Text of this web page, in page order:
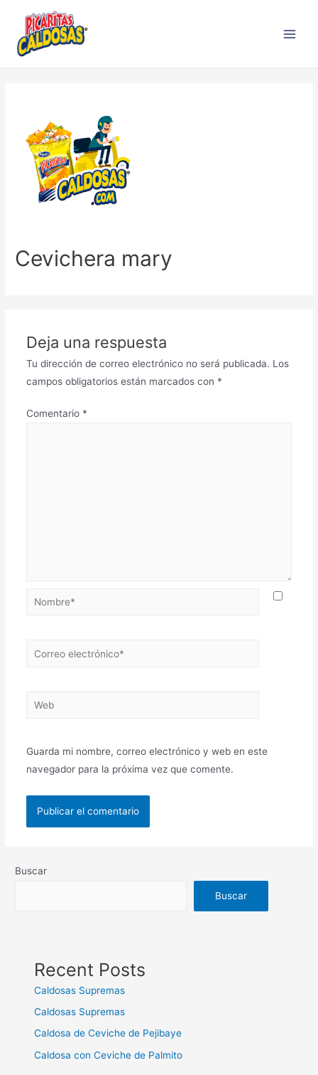
Cevichera mary
Deja una respuesta
Tu dirección de correo electrónico no será publicada. Los
campos obligatorios están marcados con *
Comentario *
Guarda mi nombre, correo electrónico y web en este
navegador para la próxima vez que comente.
Buscar
Buscar
Recent Posts
Caldosas Supremas
Caldosas Supremas
Caldosa de Ceviche de Pejibaye
Caldosa con Ceviche de Palmito